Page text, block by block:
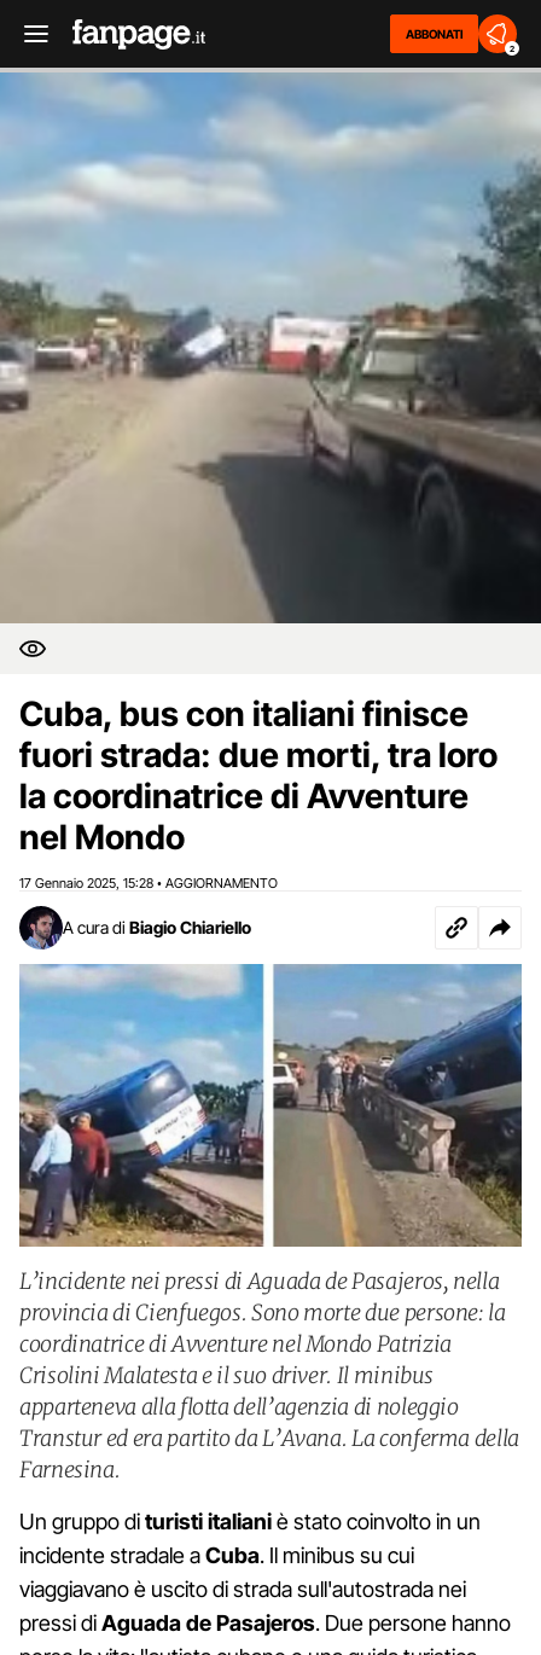
ABBONATI
2
Cuba, bus con italiani finisce
fuori strada: due morti, tra loro
la coordinatrice di Avventure
nel Mondo
17 Gennaio 2025 15:28 • AGGIORNAMENTO
A cura di Biagio Chiariello
L’incidente nei pressi di Aguada de Pasajeros, nella
provincia di Cienfuegos. Sono morte due persone: la
coordinatrice di Avventure nel Mondo Patrizia
Crisolini Malatesta e il suo driver. Il minibus
apparteneva alla flotta dell’agenzia di noleggio
Transtur ed era partito da L’Avana. La conferma della
Farnesina.
Un gruppo dituristi italianiè stato coinvolto in un
incidente stradale aCuba. Il minibus su cui
viaggiavano è uscito di strada sull'autostrada nei
pressi diAguada de Pasajeros. Due persone hanno